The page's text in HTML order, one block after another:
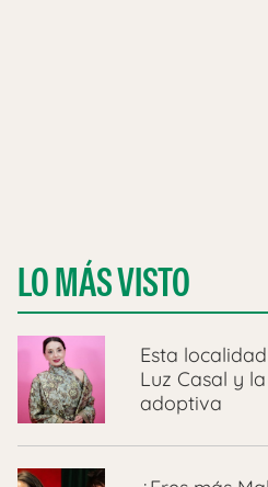
LO MÁS VISTO
Esta
Luz Casal y
adoptiva